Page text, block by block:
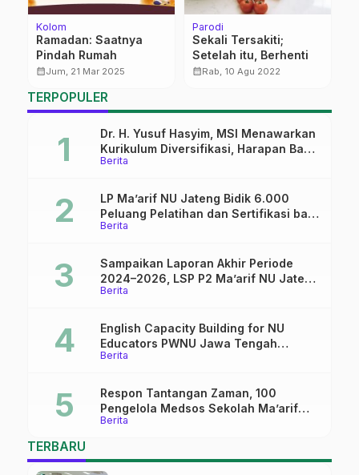
Kolom
Ramadan: Saatnya
Pindah Rumah
calendar_monthJum, 21 Mar 2025
Parodi
Sekali Tersakiti;
Setelah itu, Berhenti
calendar_monthRab, 10 Agu 2022
TERPOPULER
Berita
Dr. H. Yusuf Hasyim, MSI Menawarkan
Kurikulum Diversifikasi, Harapan Baru
dalam dunia pendidikan
Berita
LP Ma’arif NU Jateng Bidik 6.000
Peluang Pelatihan dan Sertifikasi bagi
Lulusan SMK
Berita
Sampaikan Laporan Akhir Periode
2024–2026, LSP P2 Ma’arif NU Jateng
Mantapkan Sinergi Link and Match
Berita
English Capacity Building for NU
Educators PWNU Jawa Tengah
Batch#4; Membuka Jalan Menuju
Berita
Respon Tantangan Zaman, 100
Pengelola Medsos Sekolah Ma’arif
Pekalongan Ikuti Pelatihan Literasi
TERBARU